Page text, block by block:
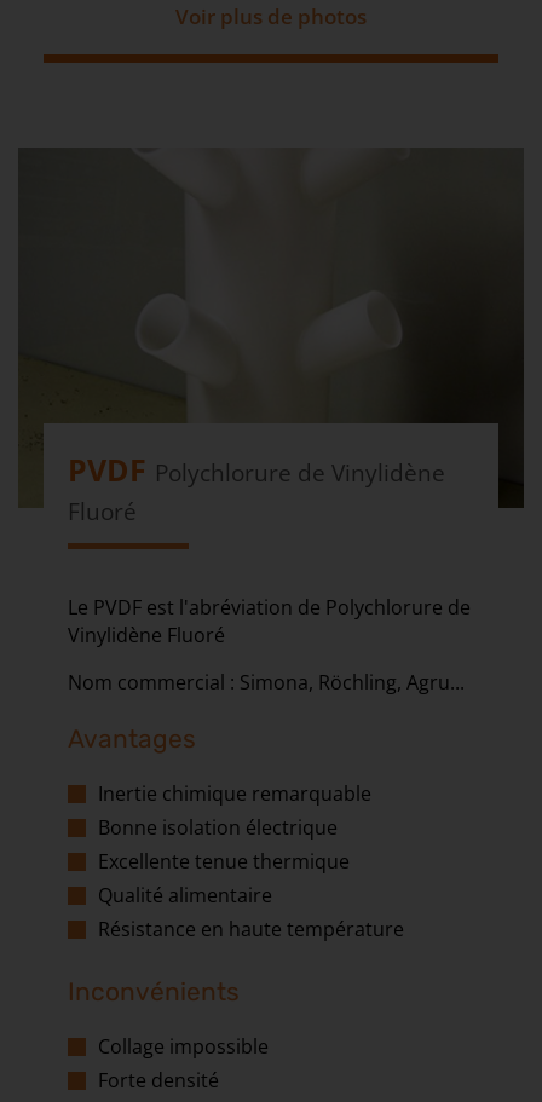
Voir plus de photos
PVDF Polychlorure de Vinylidène
Fluoré
Le PVDF est l'abréviation de Polychlorure de
Vinylidène Fluoré
Nom commercial : Simona, Röchling, Agru...
Avantages
Inertie chimique remarquable
Bonne isolation électrique
Excellente tenue thermique
Qualité alimentaire
Résistance en haute température
Inconvénients
Collage impossible
Forte densité